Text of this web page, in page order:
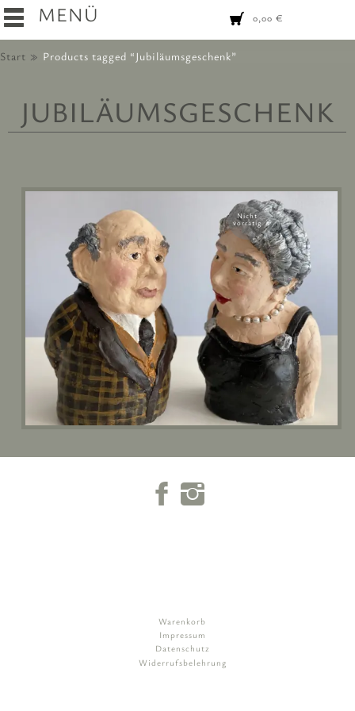
MENÜ 0,00 €
Start Products tagged “Jubiläumsgeschenk”
JUBILÄUMSGESCHENK
Nicht
vorrätig
Warenkorb
Impressum
Datenschutz
Widerrufsbelehrung